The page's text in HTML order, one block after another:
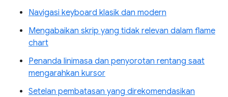
Navigasi keyboard klasik dan modern
Mengabaikan skrip yang tidak relevan dalam flame
chart
Penanda linimasa dan penyorotan rentang saat
mengarahkan kursor
Setelan pembatasan yang direkomendasikan